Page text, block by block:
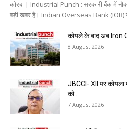
कोरबा | Industrial Punch : सरकारी बैंक में
बड़ी खबर है। Indian Overseas Bank (IOB)
कोयले के बाद अब Iron
8 August 2026
JBCCI- XII पर
को...
7 August 2026